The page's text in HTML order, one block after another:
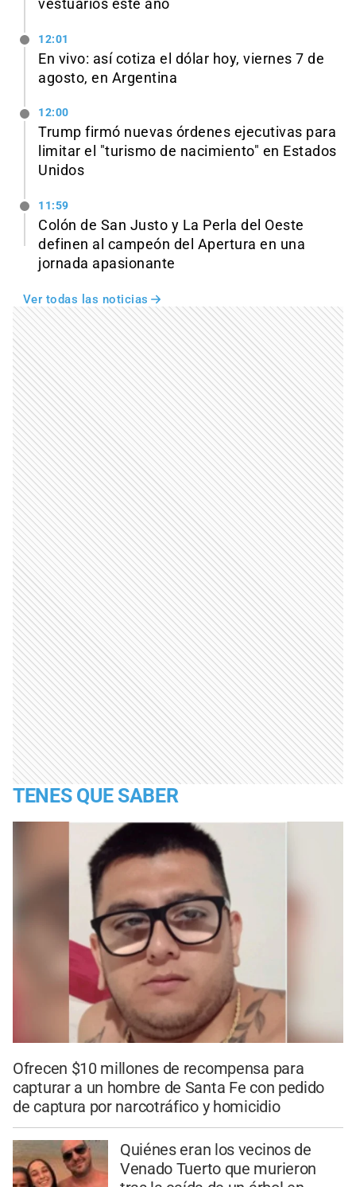
vestuarios este año
12:01
En vivo: así cotiza el dólar hoy, viernes 7 de
agosto, en Argentina
12:00
Trump firmó nuevas órdenes ejecutivas para
limitar el "turismo de nacimiento" en Estados
Unidos
11:59
Colón de San Justo y La Perla del Oeste
definen al campeón del Apertura en una
jornada apasionante
Ver todas las noticias
TENES QUE SABER
Ofrecen $10 millones de recompensa para
capturar a un hombre de Santa Fe con pedido
de captura por narcotráfico y homicidio
Quiénes eran los vecinos de
Venado Tuerto que murieron